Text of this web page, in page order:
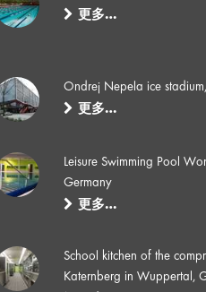
更多…
Ondrej Nepela ice
更多…
Leisure Swimming Pool
Germany
更多…
School kitchen of the
Katernberg in Wuppertal,